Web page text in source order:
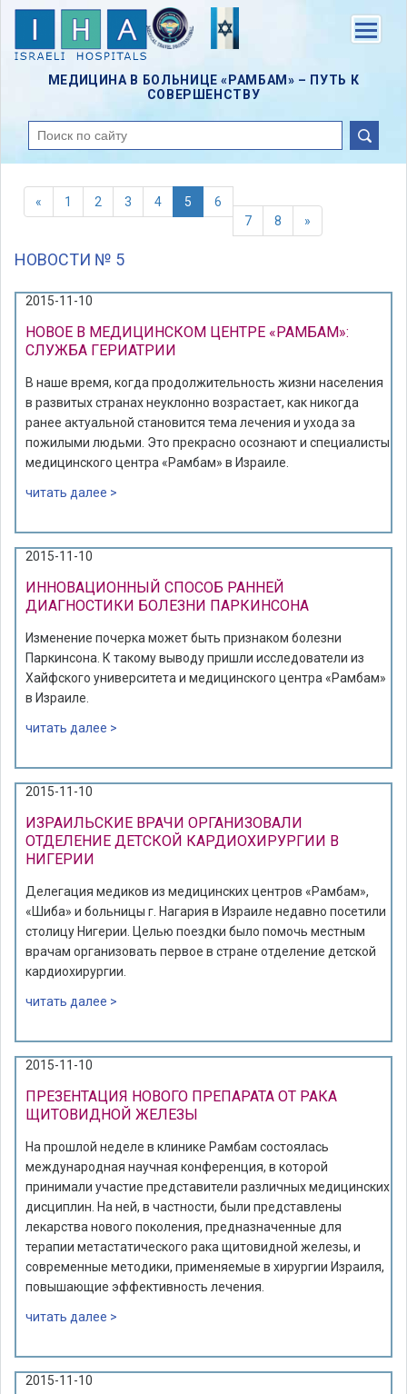
Skip
content
МЕДИЦИНА В БОЛЬНИЦЕ «РАМБАМ» – ПУТЬ К
СОВЕРШЕНСТВУ
поиск
« 1 2 3 4 5
6
7
8 »
НОВОСТИ № 5
2015-11-10
НОВОЕ В МЕДИЦИНСКОМ ЦЕНТРЕ «РАМБАМ»:
СЛУЖБА ГЕРИАТРИИ
В наше время, когда продолжительность жизни населения
в развитых странах неуклонно возрастает, как никогда
ранее актуальной становится тема лечения и ухода за
пожилыми людьми. Это прекрасно осознают и специалисты
медицинского центра «Рамбам» в Израиле.
читать далее >
2015-11-10
ИННОВАЦИОННЫЙ СПОСОБ РАННЕЙ
ДИАГНОСТИКИ БОЛЕЗНИ ПАРКИНСОНА
Изменение почерка может быть признаком болезни
Паркинсона. К такому выводу пришли исследователи из
Хайфского университета и медицинского центра «Рамбам»
в Израиле.
читать далее >
2015-11-10
ИЗРАИЛЬСКИЕ ВРАЧИ ОРГАНИЗОВАЛИ
ОТДЕЛЕНИЕ ДЕТСКОЙ КАРДИОХИРУРГИИ В
НИГЕРИИ
Делегация медиков из медицинских центров «Рамбам»,
«Шиба» и больницы г. Нагария в Израиле недавно посетили
столицу Нигерии. Целью поездки было помочь местным
врачам организовать первое в стране отделение детской
кардиохирургии.
читать далее >
2015-11-10
ПРЕЗЕНТАЦИЯ НОВОГО ПРЕПАРАТА ОТ РАКА
ЩИТОВИДНОЙ ЖЕЛЕЗЫ
На прошлой неделе в клинике Рамбам состоялась
международная научная конференция, в которой
принимали участие представители различных медицинских
дисциплин. На ней, в частности, были представлены
лекарства нового поколения, предназначенные для
терапии метастатического рака щитовидной железы, и
современные методики, применяемые в хирургии Израиля,
повышающие эффективность лечения.
читать далее >
2015-11-10